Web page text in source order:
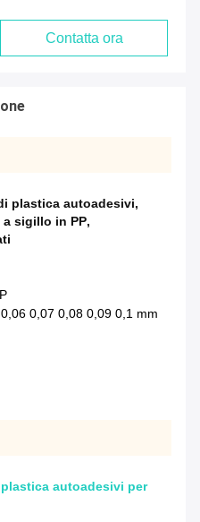
Contatta ora
plastica autoadesivi,
sigillo in PP,
0,07 0,08 0,09 0,1 mm
plastica autoadesivi per